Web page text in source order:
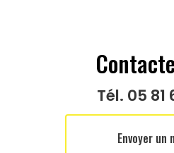
Tél. 05 81
Envoyer un